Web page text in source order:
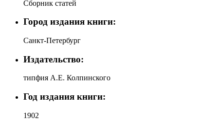
Сборник статей
Город издания книги:
Санкт-Петербург
Издательство:
типфия А.Е. Колпинского
Год издания книги:
1902